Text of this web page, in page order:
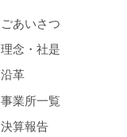
ごあいさつ
理念・社是
沿革
事業所一覧
決算報告